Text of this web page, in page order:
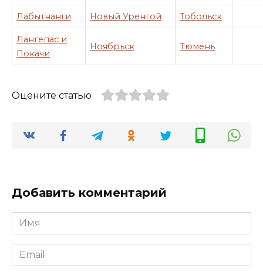
Лабытнанги Новый Уренгой Тобольск
Лангепас и
Покачи
Ноябрьск Тюмень
Оцените статью
Добавить комментарий
Имя
*
Email
*